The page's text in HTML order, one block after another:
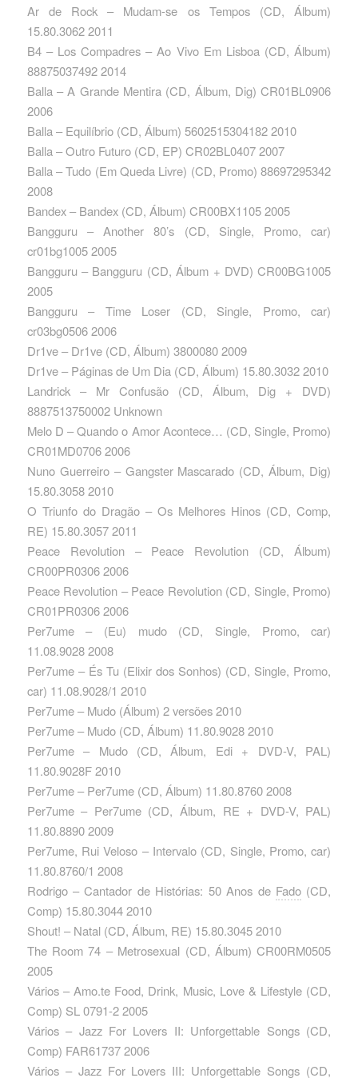
Ar de Rock – Mudam-se os Tempos ‎(CD, Álbum)
15.80.3062 2011
B4 – Los Compadres – Ao Vivo Em Lisboa ‎(CD, Álbum)
88875037492 2014
Balla – A Grande Mentira ‎(CD, Álbum, Dig) CR01BL0906
2006
Balla – Equilíbrio ‎(CD, Álbum) 5602515304182 2010
Balla – Outro Futuro ‎(CD, EP) CR02BL0407 2007
Balla – Tudo (Em Queda Livre) ‎(CD, Promo) 88697295342
2008
Bandex – Bandex ‎(CD, Álbum) CR00BX1105 2005
Bangguru – Another 80’s ‎(CD, Single, Promo, car)
cr01bg1005 2005
Bangguru – Bangguru ‎(CD, Álbum + DVD) CR00BG1005
2005
Bangguru – Time Loser ‎(CD, Single, Promo, car)
cr03bg0506 2006
Dr1ve – Dr1ve ‎(CD, Álbum) 3800080 2009
Dr1ve – Páginas de Um Dia ‎(CD, Álbum) 15.80.3032 2010
Landrick – Mr Confusão ‎(CD, Álbum, Dig + DVD)
8887513750002 Unknown
Melo D – Quando o Amor Acontece… ‎(CD, Single, Promo)
CR01MD0706 2006
Nuno Guerreiro – Gangster Mascarado ‎(CD, Álbum, Dig)
15.80.3058 2010
O Triunfo do Dragão – Os Melhores Hinos ‎(CD, Comp,
RE) 15.80.3057 2011
Peace Revolution – Peace Revolution ‎(CD, Álbum)
CR00PR0306 2006
Peace Revolution – Peace Revolution ‎(CD, Single, Promo)
CR01PR0306 2006
Per7ume – (Eu) mudo ‎(CD, Single, Promo, car)
11.08.9028 2008
Per7ume – És Tu (Elixir dos Sonhos) ‎(CD, Single, Promo,
car) 11.08.9028/1 2010
Per7ume – Mudo (Álbum) 2 versões 2010
Per7ume – Mudo ‎(CD, Álbum) 11.80.9028 2010
Per7ume – Mudo ‎(CD, Álbum, Edi + DVD-V, PAL)
11.80.9028F 2010
Per7ume – Per7ume ‎(CD, Álbum) 11.80.8760 2008
Per7ume – Per7ume ‎(CD, Álbum, RE + DVD-V, PAL)
11.80.8890 2009
Per7ume, Rui Veloso – Intervalo ‎(CD, Single, Promo, car)
11.80.8760/1 2008
Rodrigo – Cantador de Histórias: 50 Anos de Fado‎(CD,
Comp) 15.80.3044 2010
Shout! – Natal ‎(CD, Álbum, RE) 15.80.3045 2010
The Room 74 – Metrosexual ‎(CD, Álbum) CR00RM0505
2005
Vários – Amo.te Food, Drink, Music, Love & Lifestyle ‎(CD,
Comp) SL 0791-2 2005
Vários – Jazz For Lovers II: Unforgettable Songs ‎(CD,
Comp) FAR61737 2006
Vários – Jazz For Lovers III: Unforgettable Songs ‎(CD,